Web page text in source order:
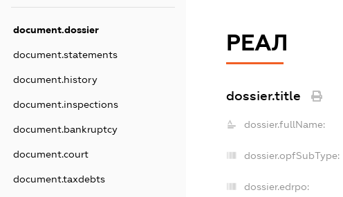
document.dossier
document.statements
document.history
document.inspections
document.bankruptcy
document.court
document.taxdebts
РЕАЛ
dossier.title
dossier.fullName:
dossier.opfSubType:
dossier.edrpo: